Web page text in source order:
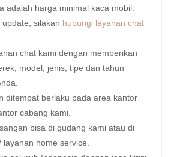
adalah harga minimal kaca mobil.
silakan hubungi layanan chat
chat kami dengan memberikan
model, jenis, tipe dan tahun
ditempat berlaku pada area kantor
cabang kami.
bisa di gudang kami atau di
layanan home service.